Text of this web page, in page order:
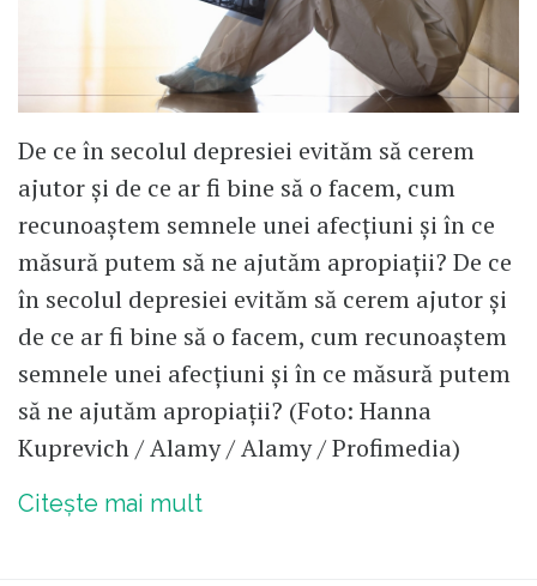
De ce în secolul depresiei evităm să cerem
ajutor și de ce ar fi bine să o facem, cum
recunoaștem semnele unei afecțiuni și în ce
măsură putem să ne ajutăm apropiații? De ce
în secolul depresiei evităm să cerem ajutor și
de ce ar fi bine să o facem, cum recunoaștem
semnele unei afecțiuni și în ce măsură putem
să ne ajutăm apropiații? (Foto: Hanna
Kuprevich / Alamy / Alamy / Profimedia)
Citește mai mult